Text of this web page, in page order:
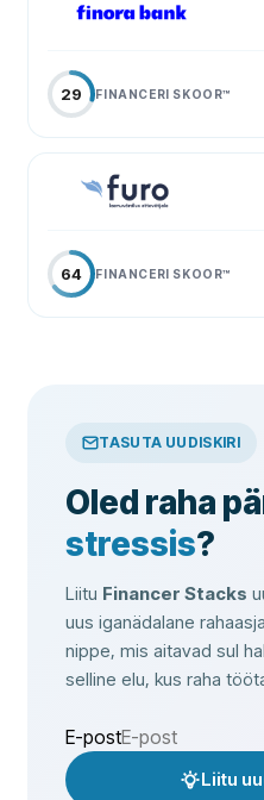
29 FINANCERI SKOOR™
64 FINANCERI SKOOR™
TASUTA UUDISKIRI
Oled raha
stressis?
Liitu Financer Stacks
uus iganädalane
nippe, mis aitavad sul
selline elu, kus raha
E-post
Liitu